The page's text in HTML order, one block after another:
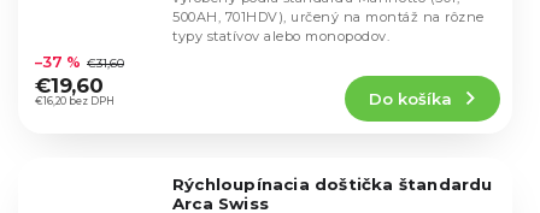
hodnotenie
produktu
je
€16,20 bez DPH
–37 % €31,60
€19,60
Do košíka
500AH, 701HDV), určený na montáž na rôzne
typy statívov alebo monopodov.
Rýchloupínacia doštička štandardu
Arca Swiss